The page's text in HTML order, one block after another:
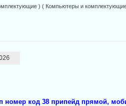
) ( Компьютеры и
номер код 38 припейд прямой,